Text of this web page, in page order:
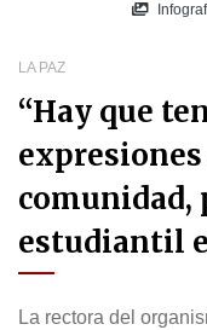
LA PAZ
“Hay que
comunidad,
estudiantil
La rectora del